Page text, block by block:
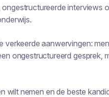
interviews
verkeerde aanwervingen:
ongestructureerd gesprek,
wilt nemen en de beste